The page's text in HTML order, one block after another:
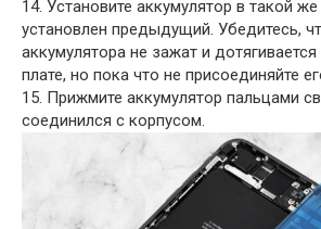
14. Установите аккумулятор в такой
установлен предыдущий. Убедитесь,
аккумулятора не зажат и
плате, но пока что не присоединяйте
15. Прижмите аккумулятор пальцами
соединился с корпусом.